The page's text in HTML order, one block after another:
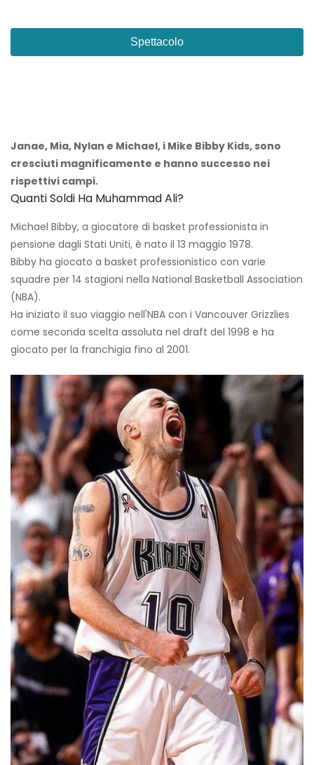
Spettacolo
Janae, Mia, Nylan e Michael, i Mike Bibby Kids, sono
cresciuti magnificamente e hanno successo nei
rispettivi campi.
Quanti Soldi Ha Muhammad Ali?
Michael Bibby, a giocatore di basket professionista in
pensione dagli Stati Uniti, è nato il 13 maggio 1978.
Bibby ha giocato a basket professionistico con varie
squadre per 14 stagioni nella National Basketball Association
(NBA).
Ha iniziato il suo viaggio nell'NBA con i Vancouver Grizzlies
come seconda scelta assoluta nel draft del 1998 e ha
giocato per la franchigia fino al 2001.